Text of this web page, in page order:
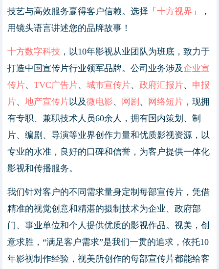
技艺与高效服务赢得客户信赖。选择「 十方视界 」，
用镜头语言讲述您的品牌故事！
十方数字科技 ，以10年影视从业团队为班底，致力于
打造中国宣传片行业领军品牌。公司业务涉及企业宣
传片、 TVC广告片、 城市宣传片、 政府汇报片、 申报
片、 地产宣传片以及微电影、 网剧 、 网络短片 ，现拥
有专职、兼职技术人员60余人，拥有国内策划、制
片、编剧、导演等业界创作力量和优质影视资源，以
专业的水准，良好的口碑和信誉，为客户提供一体化
影视和传播服务。
我们针对客户的不同需求量身定制每部宣传片，凭借
精准的视觉创意和精湛的摄制技术为企业、政府部
门、事业单位和个人提供优质的影视作品。视美，创
意求胜，“满足客户需求”是我们一贯的追求，依托10
年影视制作经验，视美所创作的每部宣传片都能给客